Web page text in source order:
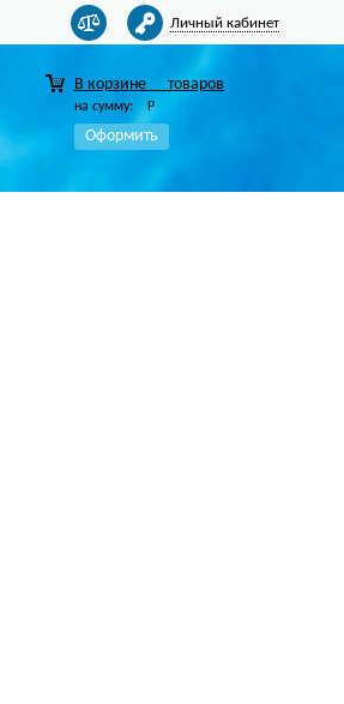
Личный кабинет
В корзине товаров
на сумму: Р
Оформить